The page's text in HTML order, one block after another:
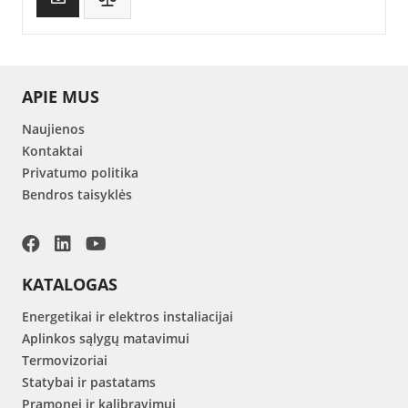
APIE MUS
Naujienos
Kontaktai
Privatumo politika
Bendros taisyklės
KATALOGAS
Energetikai ir elektros instaliacijai
Aplinkos sąlygų matavimui
Termovizoriai
Statybai ir pastatams
Pramonei ir kalibravimui